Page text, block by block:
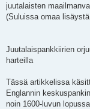
juutalaisten
(Suluissa omaa
Juutalaispankkiirien
harteilla
Tässä artikkelissa
Englannin
noin 1600-luvun